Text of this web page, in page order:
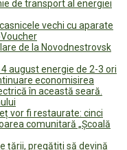
de transport al energiei
vechi cu aparate
de la Novodnestrovsk
august energie de 2-3 ori
economisirea
în această seară.
vor fi restaurate: cinci
comunitară „Școală
țării, pregătiți să devină